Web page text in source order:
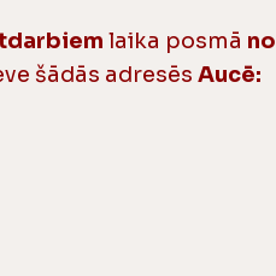
laika posmā no
šādās adresēs Aucē: